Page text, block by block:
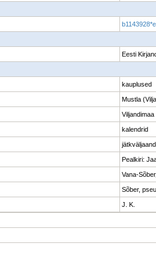
Eesti
kauplused
Mustla
Viljandimaa
kalendrid
Pealkiri:
Vana-
Sõber,
J. K.